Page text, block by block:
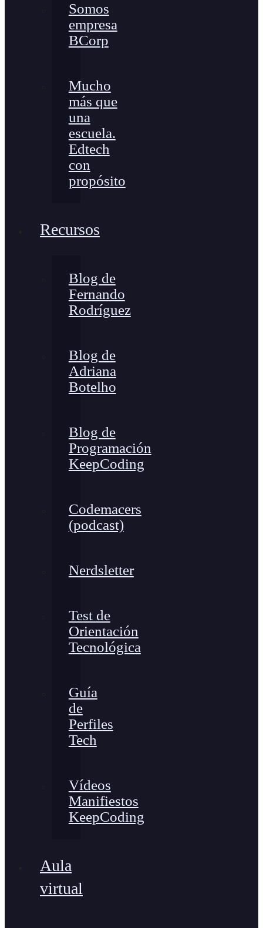
Somos
empresa
BCorp
Mucho
más que
una
escuela.
Edtech
con
propósito
Recursos
Blog de
Fernando
Rodríguez
Blog de
Adriana
Botelho
Blog de
Programación
KeepCoding
Codemacers
(podcast)
Nerdsletter
Test de
Orientación
Tecnológica
Guía
de
Perfiles
Tech
Vídeos
Manifiestos
KeepCoding
Aula
virtual